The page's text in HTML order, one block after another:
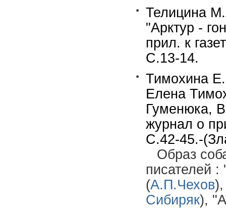
Телицина
"Арктур -
прил. к
С.13-14.
Тимохина
Елена
Гуменюка,
журнал о
С.42-45.-
Образ
писателей
(А.П.Чехов
Сибиряк),